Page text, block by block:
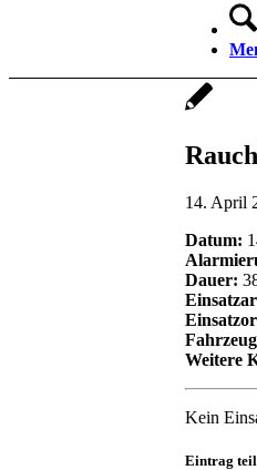
14. April
Datum:
Dauer:
Weitere
Kein
Eintrag